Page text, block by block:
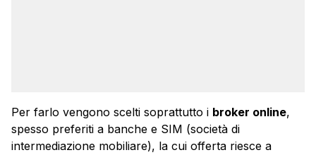
Per farlo vengono scelti soprattutto i broker online,
spesso preferiti a banche e SIM (società di
intermediazione mobiliare), la cui offerta riesce a